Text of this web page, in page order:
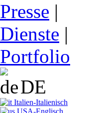
Presse |
Dienste |
Portfolio
DE
Italien-Italienisch
USA-Englisch